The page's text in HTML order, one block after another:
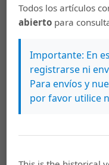
Todos los artículos
abierto para
Importante: En
registrarse ni
Para envíos y
por favor utilice